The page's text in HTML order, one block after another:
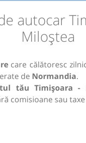
autocar
Miloștea
care călătoresc
de Normandia.
tău Timișoara -
comisioane sau